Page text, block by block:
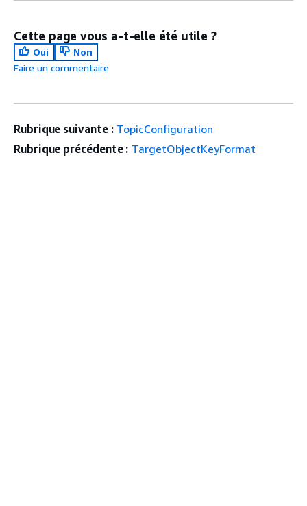
Cette page vous a-t-elle été utile ?
Oui
Non
Faire un commentaire
Rubrique suivante : TopicConfiguration
Rubrique précédente : TargetObjectKeyFormat